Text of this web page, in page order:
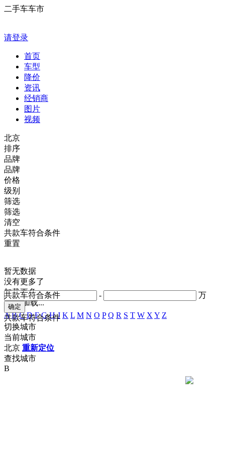
二手车车市
请登录
首页
车型
降价
资讯
经销商
图片
视频
北京
排序
品牌
品牌
价格
- 万
共款车符合条件
级别
共款车符合条件
筛选
筛选
清空
共款车符合条件
重置
暂无数据
没有更多了
加载更多
正在加载...
A B C D F G H J K L M N O P Q R S T W X Y Z
切换城市
当前城市
北京 重新定位
查找城市
B